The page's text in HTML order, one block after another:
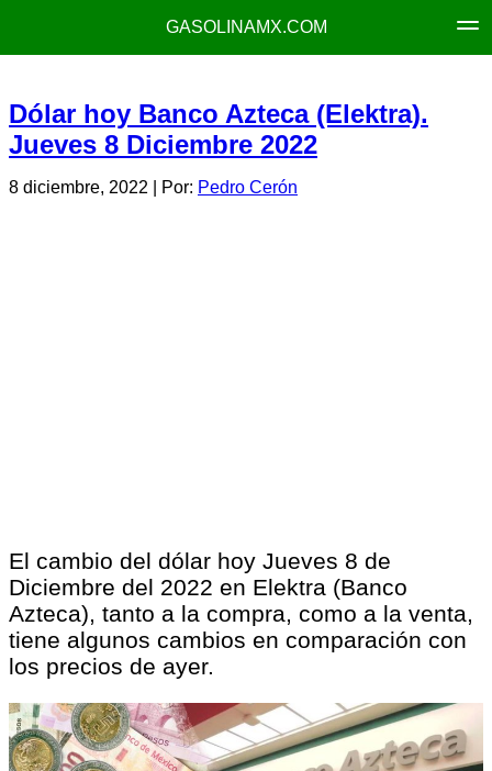
GASOLINAMX.COM
Dólar hoy Banco Azteca (Elektra).
Jueves 8 Diciembre 2022
8 diciembre, 2022 | Por: Pedro Cerón
El cambio del dólar hoy Jueves 8 de
Diciembre del 2022 en Elektra (Banco
Azteca), tanto a la compra, como a la venta,
tiene algunos cambios en comparación con
los precios de ayer.